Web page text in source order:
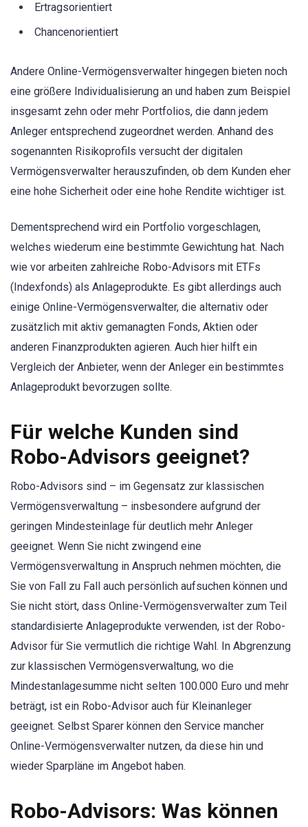
Ertragsorientiert
Chancenorientiert
Andere Online-Vermögensverwalter hingegen bieten noch
eine größere Individualisierung an und haben zum Beispiel
insgesamt zehn oder mehr Portfolios, die dann jedem
Anleger entsprechend zugeordnet werden. Anhand des
sogenannten Risikoprofils versucht der digitalen
Vermögensverwalter herauszufinden, ob dem Kunden eher
eine hohe Sicherheit oder eine hohe Rendite wichtiger ist.
Dementsprechend wird ein Portfolio vorgeschlagen,
welches wiederum eine bestimmte Gewichtung hat. Nach
wie vor arbeiten zahlreiche Robo-Advisors mit ETFs
(Indexfonds) als Anlageprodukte. Es gibt allerdings auch
einige Online-Vermögensverwalter, die alternativ oder
zusätzlich mit aktiv gemanagten Fonds, Aktien oder
anderen Finanzprodukten agieren. Auch hier hilft ein
Vergleich der Anbieter, wenn der Anleger ein bestimmtes
Anlageprodukt bevorzugen sollte.
Für welche Kunden sind
Robo-Advisors geeignet?
Robo-Advisors sind – im Gegensatz zur klassischen
Vermögensverwaltung – insbesondere aufgrund der
geringen Mindesteinlage für deutlich mehr Anleger
geeignet. Wenn Sie nicht zwingend eine
Vermögensverwaltung in Anspruch nehmen möchten, die
Sie von Fall zu Fall auch persönlich aufsuchen können und
Sie nicht stört, dass Online-Vermögensverwalter zum Teil
standardisierte Anlageprodukte verwenden, ist der Robo-
Advisor für Sie vermutlich die richtige Wahl. In Abgrenzung
zur klassischen Vermögensverwaltung, wo die
Mindestanlagesumme nicht selten 100.000 Euro und mehr
beträgt, ist ein Robo-Advisor auch für Kleinanleger
geeignet. Selbst Sparer können den Service mancher
Online-Vermögensverwalter nutzen, da diese hin und
wieder Sparpläne im Angebot haben.
Robo-Advisors: Was können